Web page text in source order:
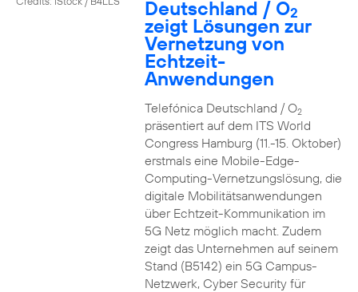
Deutschland / O2
zeigt Lösungen zur
Vernetzung von
Echtzeit-
Anwendungen
Telefónica Deutschland / O2
präsentiert auf dem ITS World
Congress Hamburg (11.-15. Oktober)
erstmals eine Mobile-Edge-
Computing-Vernetzungslösung, die
digitale Mobilitätsanwendungen
über Echtzeit-Kommunikation im
5G Netz möglich macht. Zudem
zeigt das Unternehmen auf seinem
Stand (B5142) ein 5G Campus-
Netzwerk, Cyber Security für